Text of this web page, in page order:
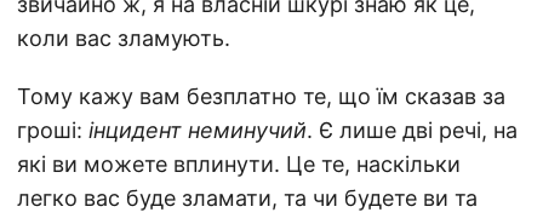
коли вас зламують.
Тому кажу вам безплатно те, що їм сказав за
гроші: інцидент неминучий. Є лише дві речі, на
які ви можете вплинути. Це те, наскільки
легко вас буде зламати, та чи будете ви та